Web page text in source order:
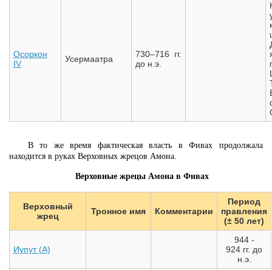
Осоркон
IV
Усермаатра
730–716 гг.
до н.э.
В то же время фактическая власть в Фивах продолжала
находится в руках Верховных жрецов Амона.
Верховные жрецы Амона в Фивах
Верховный
жрец
Тронное имя Комментарии
Период
правления
(± 50 лет)
Иупут (A)
944 -
924 гг. до
н.э.